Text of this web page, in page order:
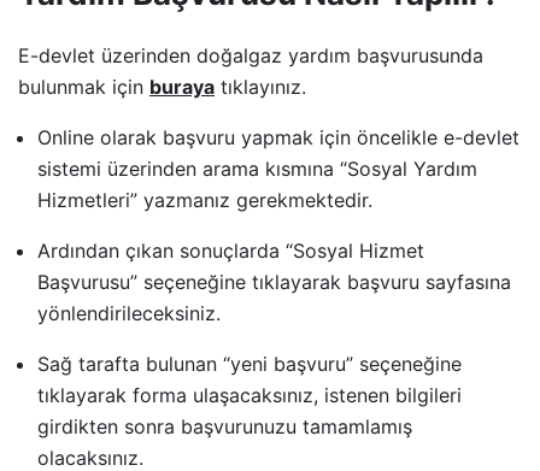
E-devlet üzerinden doğalgaz yardım başvurusunda
bulunmak için buraya tıklayınız.
Online olarak başvuru yapmak için öncelikle e-devlet
sistemi üzerinden arama kısmına “Sosyal Yardım
Hizmetleri” yazmanız gerekmektedir.
Ardından çıkan sonuçlarda “Sosyal Hizmet
Başvurusu” seçeneğine tıklayarak başvuru sayfasına
yönlendirileceksiniz.
Sağ tarafta bulunan “yeni başvuru” seçeneğine
tıklayarak forma ulaşacaksınız, istenen bilgileri
girdikten sonra başvurunuzu tamamlamış
olacaksınız.